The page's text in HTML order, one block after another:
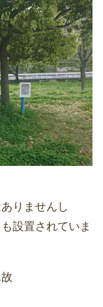
りませんし
設置されていま